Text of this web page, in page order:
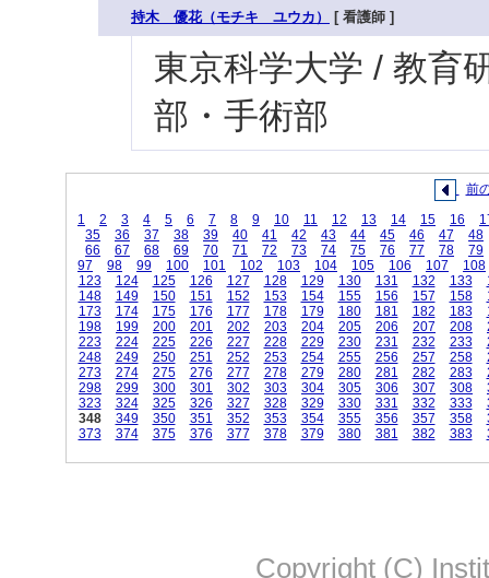
持木 優花（モチキ ユウカ） [ 看護師 ]
東京科学大学 / 教育
部・手術部
前
1
2 3 4 5 6 7 8 9 10 11 12 13 14 15 16
35
36 37 38 39 40 41 42 43 44 45 46 47
48
66
67 68 69 70 71 72 73 74 75 76 77 78
79
97
98 99 100 101 102 103 104 105 106 107
108
123
124 125 126 127 128 129 130 131 132 133
148
149 150 151 152 153 154 155 156 157 158
173
174 175 176 177 178 179 180 181 182 183
198
199 200 201 202 203 204 205 206 207 208
223
224 225 226 227 228 229 230 231 232 233
248
249 250 251 252 253 254 255 256 257 258
273
274 275 276 277 278 279 280 281 282 283
298
299 300 301 302 303 304 305 306 307 308
323
324 325 326 327 328 329 330 331 332 333
348
349 350 351 352 353 354 355 356 357 358
373
374 375 376 377 378 379 380 381 382 383
Copyright (C)